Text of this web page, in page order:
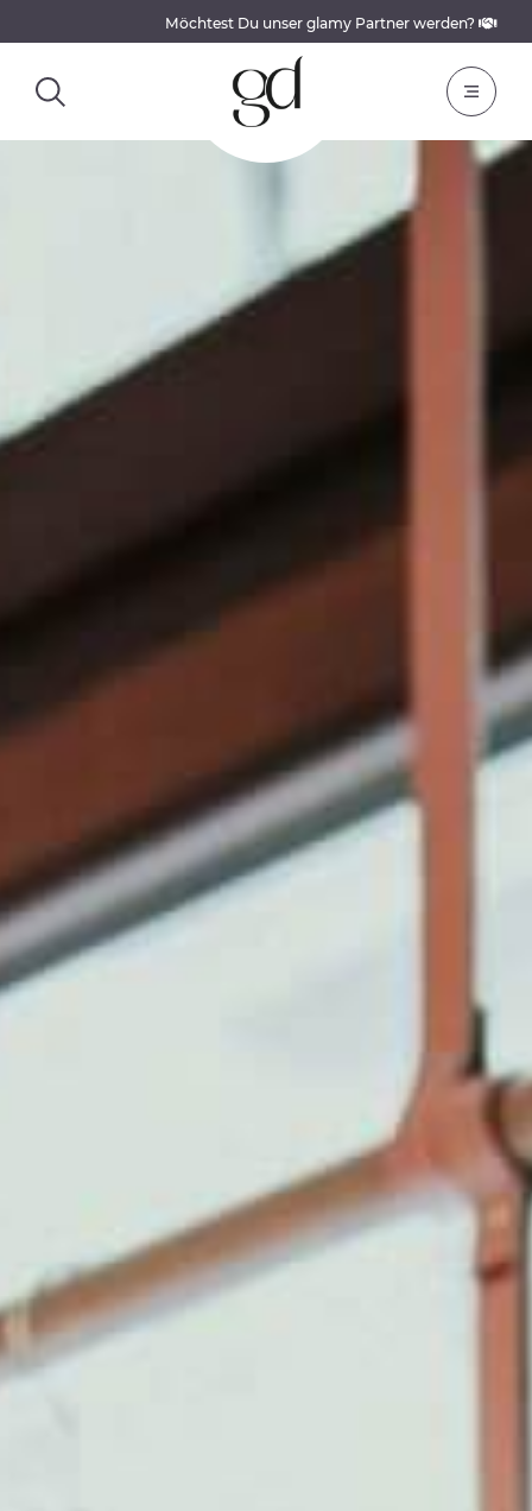
Möchtest Du unser glamy Partner werden?